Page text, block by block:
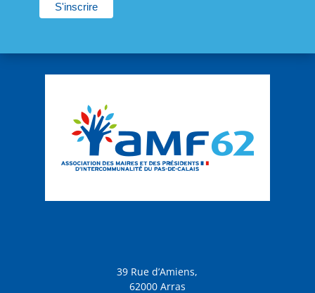
39 Rue d’Amiens,
62000 Arras